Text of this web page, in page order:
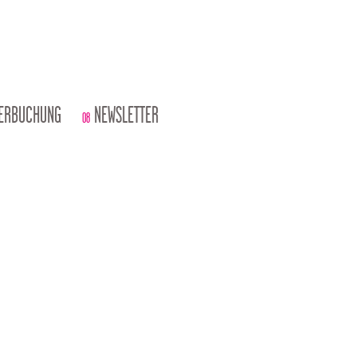
08 NEWSLETTER